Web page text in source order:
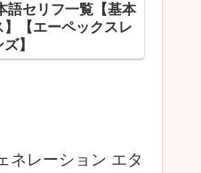
語セリフ一覧【基本
】【エーペックスレ
】
ネレーション エタ